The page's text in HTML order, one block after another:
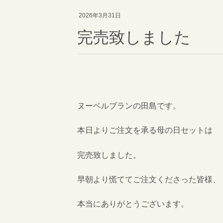
2026年3月31日
完売致しました
ヌーベルブランの田島です。
本日よりご注文を承る母の日セットは
完売致しました。
早朝より慌ててご注文くださった皆様、
本当にありがとうございます。